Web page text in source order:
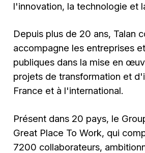
l'innovation, la technologie et
Depuis plus de 20 ans, Talan
accompagne les entreprises
publiques dans la mise en
projets de transformation et
France et à l'international.
Présent dans 20 pays, le
Great Place To Work, qui
7200 collaborateurs,